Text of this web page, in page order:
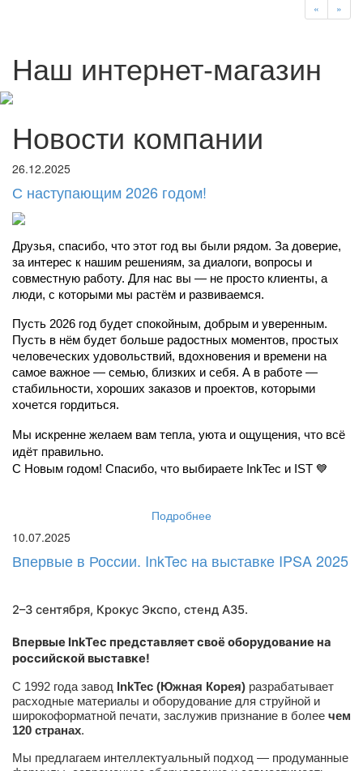
« »
Наш интернет-магазин
Новости компании
26.12.2025
С наступающим 2026 годом!
Друзья, спасибо, что этот год вы были рядом. За доверие,
за интерес к нашим решениям, за диалоги, вопросы и
совместную работу. Для нас вы — не просто клиенты, а
люди, с которыми мы растём и развиваемся.
Пусть 2026 год будет спокойным, добрым и уверенным.
Пусть в нём будет больше радостных моментов, простых
человеческих удовольствий, вдохновения и времени на
самое важное — семью, близких и себя. А в работе —
стабильности, хороших заказов и проектов, которыми
хочется гордиться.
Мы искренне желаем вам тепла, уюта и ощущения, что всё
идёт правильно.
С Новым годом! Спасибо, что выбираете InkTec и IST 💙
Подробнее
10.07.2025
Впервые в России. InkTec на выставке IPSA 2025
2–3 сентября, Крокус Экспо, стенд A35.
Впервые InkTec представляет своё оборудование на
российской выставке!
С 1992 года завод InkTec (Южная Корея) разрабатывает
расходные материалы и оборудование для струйной и
широкоформатной печати, заслужив признание в более чем
120 странах.
Мы предлагаем интеллектуальный подход — продуманные